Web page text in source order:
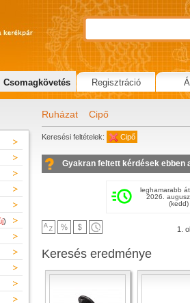
)
Ruházat Cipő
Keresési feltételek: Cipő
Gyakran feltett kérdések ebben
leghamarabb
2026.
(kedd)
1.
Keresés eredménye
Csomagkövetés Regisztráció